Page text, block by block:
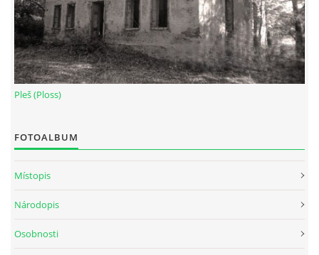
Pleš (Ploss)
FOTOALBUM
Místopis
Národopis
Osobnosti